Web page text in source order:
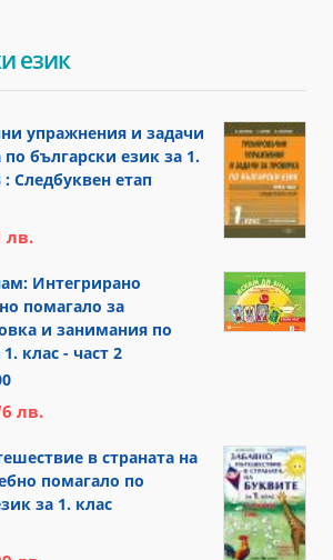
език
упражнения и задачи
български език за 1.
: Следбуквен етап
лв.
Интегрирано
помагало за
и занимания по
клас - част 2
лв.
в страната на
помагало по
за 1. клас